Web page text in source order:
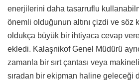
enerjilerini daha tasarruflu
önemli olduğunun altını çizdi ve söz
oldukça büyük bir ihtiyaca cevap
ekledi. Kalaşnikof Genel Müdürü
zamanla bir sırt çantası veya
sıradan bir ekipman haline geleceği